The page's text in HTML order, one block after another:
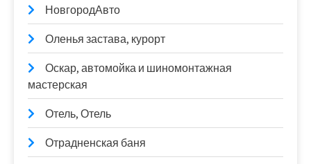
НовгородАвто
Оленья застава, курорт
Оскар, автомойка и шиномонтажная
мастерская
Отель, Отель
Отрадненская баня